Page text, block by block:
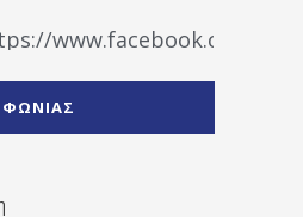
www.facebook.com/
" artist="" ]